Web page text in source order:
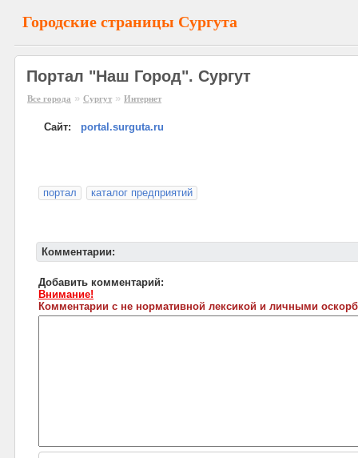
Городские страницы Сургута
Портал "Наш Город". Сургут
Все города » Сургут » Интернет
Сайт: portal.surguta.ru
портал каталог предприятий
Комментарии:
Добавить комментарий:
Внимание!
Комментарии с не нормативной лексикой и личными